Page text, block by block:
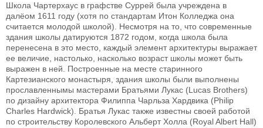
Школа Чартерхаус в графстве Суррей была учреждена в
далёом 1611 году (хотя по стандартам Итон Колледжа она
считается молодой школой). Несмотря на то, что современные
здания школы датируются 1872 годом, когда школа была
перенесена в это место, каждый элемент архитектуры выражает
ее величие, настолько, насколько возраст школы может быть
выражен в ней. Построенные на месте старинного
Картезианского монастыря, здания школы были выполнены
прославленнымы мастерами Братьями Лукас (Lucas Brothers)
по дизайну архитектора Филиппа Чарльза Хардвика (Philip
Charles Hardwick). Братья Лукас также известны своей работой
по строительству Королевского Альберт Холла (Royal Albert Hall)